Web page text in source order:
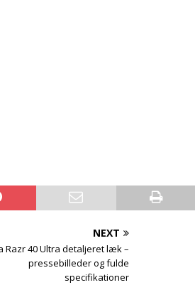
NEXT
Razr 40 Ultra detaljeret læk –
pressebilleder og fulde
specifikationer